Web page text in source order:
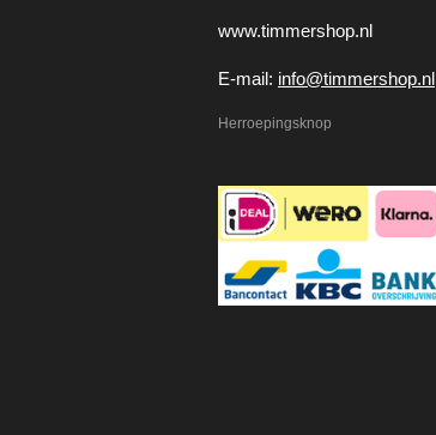
www.timmershop.nl
E-mail: info@timmershop.nl
Herroepingsknop